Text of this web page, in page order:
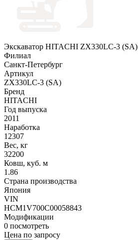
Экскаватор HITACHI ZX330LC-3 (SA)
Филиал
Санкт-Петербург
Артикул
ZX330LC-3 (SA)
Бренд
HITACHI
Год выпуска
2011
Наработка
12307
Вес, кг
32200
Ковш, куб. м
1.86
Страна производства
Япония
VIN
HCM1V700C00058843
Модификации
0 посмотреть
Цена по запросу